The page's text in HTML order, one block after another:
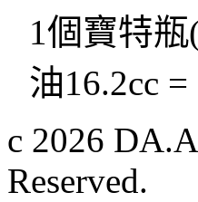
1個寶特
油16.2cc
c 2026
Reserved.